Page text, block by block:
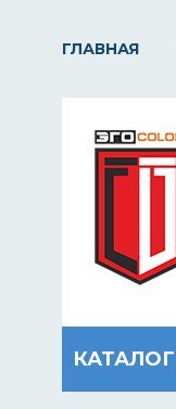
ГЛАВНАЯ
КАТАЛОГ